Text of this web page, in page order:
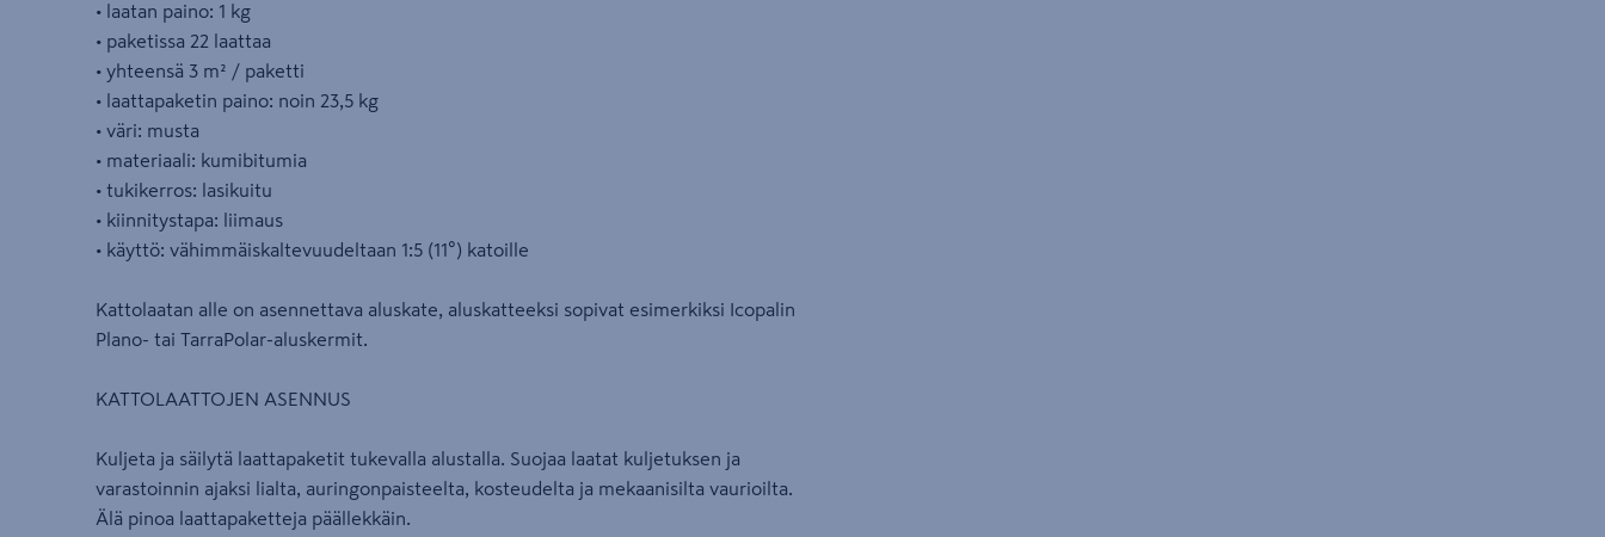
• laatan paino: 1 kg
• paketissa 22 laattaa
• yhteensä 3 m² / paketti
• laattapaketin paino: noin 23,5 kg
• väri: musta
• materiaali: kumibitumia
• tukikerros: lasikuitu
• kiinnitystapa: liimaus
• käyttö: vähimmäiskaltevuudeltaan 1:5 (11°) katoille
Kattolaatan alle on asennettava aluskate, aluskatteeksi sopivat esimerkiksi Icopalin
Plano- tai TarraPolar-aluskermit.
KATTOLAATTOJEN ASENNUS
Kuljeta ja säilytä laattapaketit tukevalla alustalla. Suojaa laatat kuljetuksen ja
varastoinnin ajaksi lialta, auringonpaisteelta, kosteudelta ja mekaanisilta vaurioilta.
Älä pinoa laattapaketteja päällekkäin.